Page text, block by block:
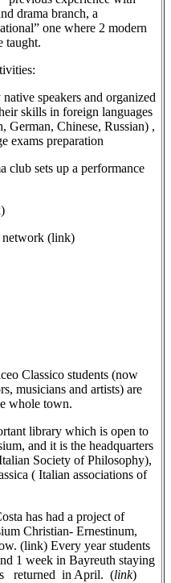
drama branch, a
one where 2 modern
taught.
speakers and organized
skills in foreign languages
German, Chinese, Russian) ,
exams preparation
club sets up a performance
network (link)
Classico students (now
musicians and artists) are
whole town.
library which is open to
and it is the headquarters
Society of Philosophy),
( Italian associations of
has had a project of
Christian- Ernestinum,
(link) Every year students
1 week in Bayreuth staying
returned in April. (link)